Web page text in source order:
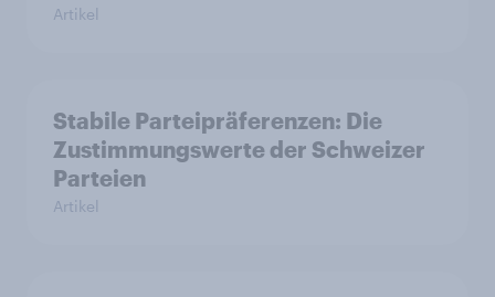
Artikel
Stabile Parteipräferenzen: Die
Zustimmungswerte der Schweizer
Parteien
Artikel